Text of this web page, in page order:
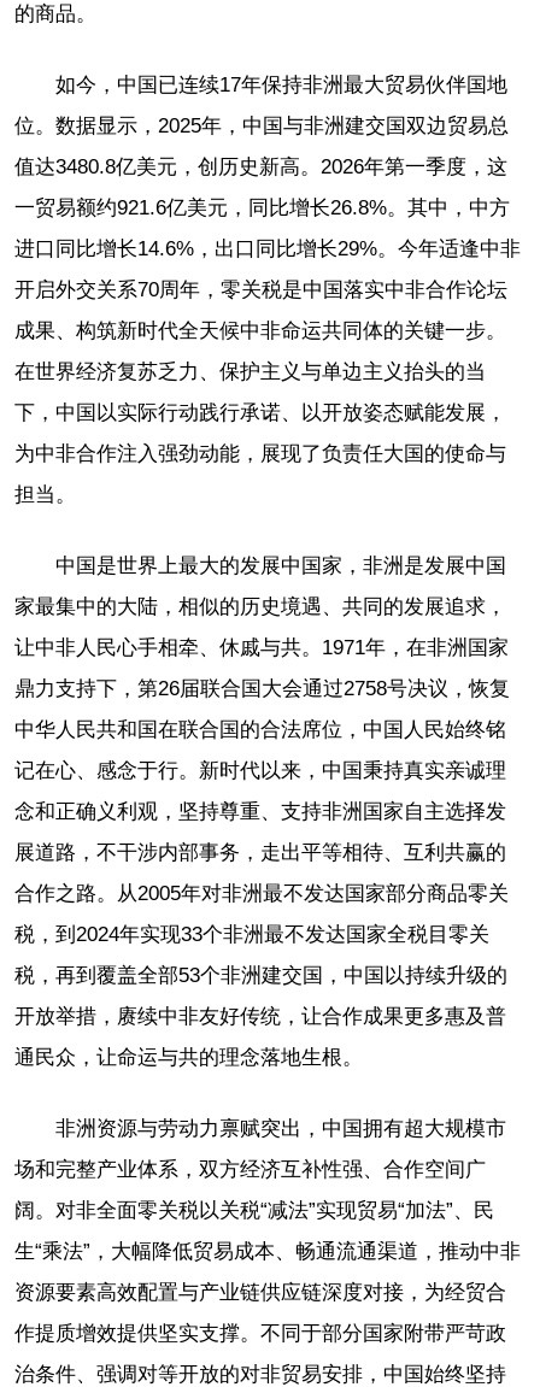
的商品。
如今，中国已连续17年保持非洲最大贸易伙伴国地
位。数据显示，2025年，中国与非洲建交国双边贸易总
值达3480.8亿美元，创历史新高。2026年第一季度，这
一贸易额约921.6亿美元，同比增长26.8%。其中，中方
进口同比增长14.6%，出口同比增长29%。今年适逢中非
开启外交关系70周年，零关税是中国落实中非合作论坛
成果、构筑新时代全天候中非命运共同体的关键一步。
在世界经济复苏乏力、保护主义与单边主义抬头的当
下，中国以实际行动践行承诺、以开放姿态赋能发展，
为中非合作注入强劲动能，展现了负责任大国的使命与
担当。
中国是世界上最大的发展中国家，非洲是发展中国
家最集中的大陆，相似的历史境遇、共同的发展追求，
让中非人民心手相牵、休戚与共。1971年，在非洲国家
鼎力支持下，第26届联合国大会通过2758号决议，恢复
中华人民共和国在联合国的合法席位，中国人民始终铭
记在心、感念于行。新时代以来，中国秉持真实亲诚理
念和正确义利观，坚持尊重、支持非洲国家自主选择发
展道路，不干涉内部事务，走出平等相待、互利共赢的
合作之路。从2005年对非洲最不发达国家部分商品零关
税，到2024年实现33个非洲最不发达国家全税目零关
税，再到覆盖全部53个非洲建交国，中国以持续升级的
开放举措，赓续中非友好传统，让合作成果更多惠及普
通民众，让命运与共的理念落地生根。
非洲资源与劳动力禀赋突出，中国拥有超大规模市
场和完整产业体系，双方经济互补性强、合作空间广
阔。对非全面零关税以关税“减法”实现贸易“加法”、民
生“乘法”，大幅降低贸易成本、畅通流通渠道，推动中非
资源要素高效配置与产业链供应链深度对接，为经贸合
作提质增效提供坚实支撑。不同于部分国家附带严苛政
治条件、强调对等开放的对非贸易安排，中国始终坚持